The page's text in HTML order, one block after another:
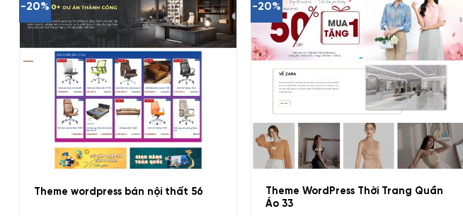
-20%
Theme wordpress bán nội thất 56
-20%
+
Theme WordPress Thời Trang Quần
Áo 33